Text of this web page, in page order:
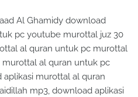
Al Ghamidy download
pc youtube murottal juz 30
al quran untuk pc murottal
murottal al quran untuk pc
murottal al quran
mp3, download aplikasi